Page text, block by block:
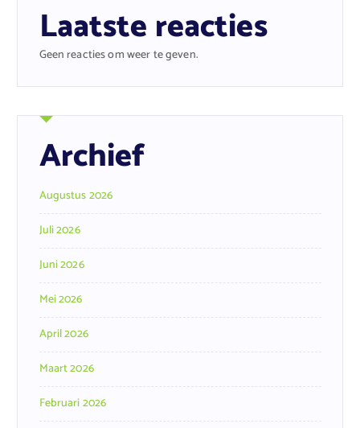
Laatste reacties
Geen reacties om weer te geven.
Archief
Augustus 2026
Juli 2026
Juni 2026
Mei 2026
April 2026
Maart 2026
Februari 2026